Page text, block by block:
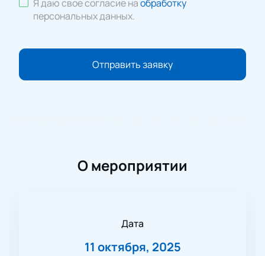
Я даю свое согласие наобработку
персональных данных.
Отправить заявку
О мероприятии
Дата
11 октября, 2025